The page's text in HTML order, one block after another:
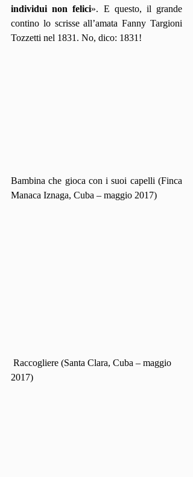
individui non felici». E questo, il grande
contino lo scrisse all’amata Fanny Targioni
Tozzetti nel 1831. No, dico: 1831!
Bambina che gioca con i suoi capelli (Finca
Manaca Iznaga, Cuba – maggio 2017)
2017)